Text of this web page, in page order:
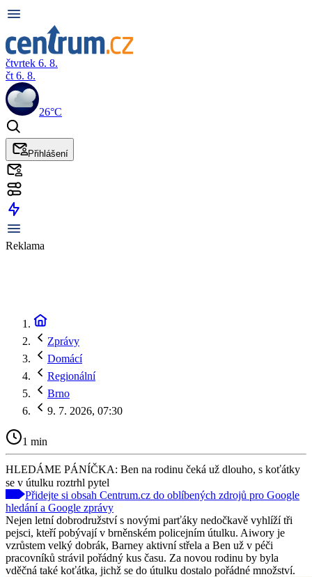
čtvrtek 6. 8.
čt 6. 8.
26°C
Přihlášení
Reklama
Zprávy
Domácí
Regionální
Brno
9. 7. 2026, 07:30
1 min
HLEDÁME PÁNÍČKA: Ben na rodinu čeká už dlouho, s koťátky
se v útulku roztrhl pytel
Přidejte si obsah Centrum.cz do oblíbených zdrojů pro Google
hledání a Google zprávy
Nejen letní dobrodružství s novými parťáky nedočkavě vyhlíží tři
pejsci, kteří pobývají v brněnském policejním útulku. Aiwory je
vzrůstem velký dobrák, Barney aktivní střela a Ben už v péči
pracovníků strávil pořádný kus času. Za novou rodinu by byla
vděčná také koťátka, jichž se do útulku dostalo pořádné množství.